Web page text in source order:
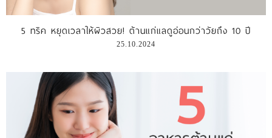
ติดต่อเรา
5 ทริค หยุดเวลาให้ผิวสวย! ต้านแก่แลดูอ่อนกว่าวัยถึง 10 ปี
25.10.2024